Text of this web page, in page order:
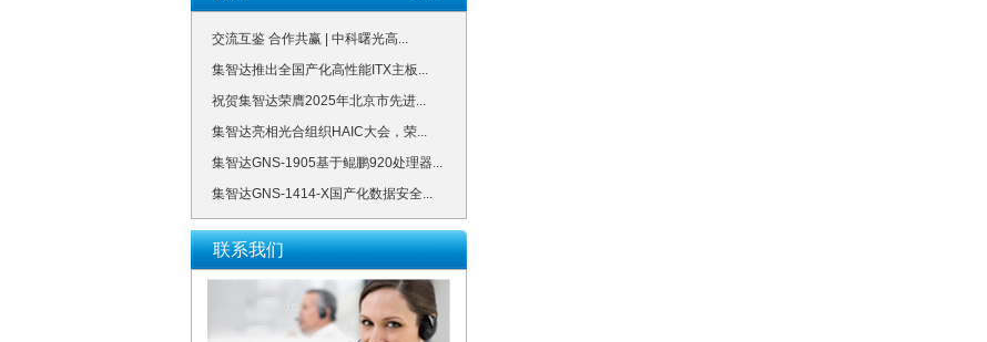
交流互鉴 合作共赢 | 中科曙光高...
集智达推出全国产化高性能ITX主板...
祝贺集智达荣膺2025年北京市先进...
集智达亮相光合组织HAIC大会，荣...
集智达GNS-1905基于鲲鹏920处理器...
集智达GNS-1414-X国产化数据安全...
联系我们